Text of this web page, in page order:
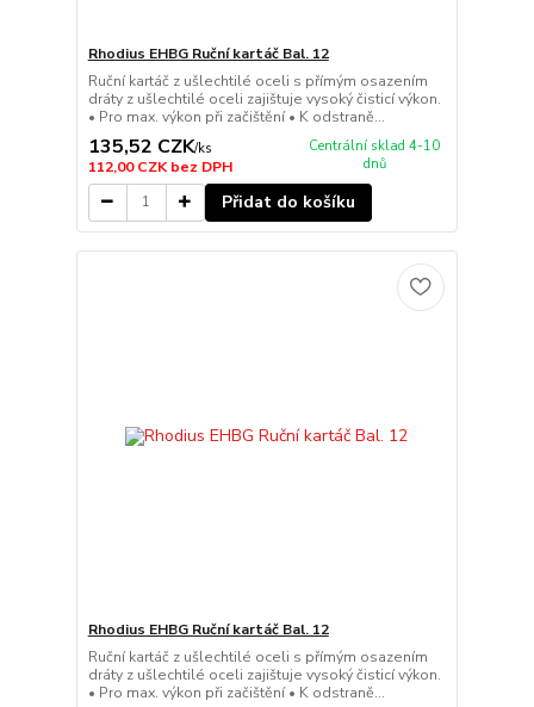
Rhodius EHBG Ruční kartáč Bal. 12
Ruční kartáč z ušlechtilé oceli s přímým osazením
dráty z ušlechtilé oceli zajištuje vysoký čisticí výkon.
• Pro max. výkon při začištění • K odstraně...
135,52 CZK/ks
112,00 CZKbez DPH
Centrální sklad 4-10
dnů
Přidat do košíku
Rhodius EHBG Ruční kartáč Bal. 12
Ruční kartáč z ušlechtilé oceli s přímým osazením
dráty z ušlechtilé oceli zajištuje vysoký čisticí výkon.
• Pro max. výkon při začištění • K odstraně...